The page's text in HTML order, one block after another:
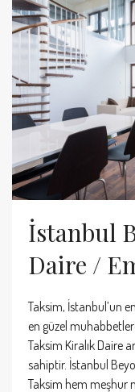
İstanbul
Daire /
Taksim, İstanbul’un
en güzel
Taksim Kiralık Daire
sahiptir. İstanbul
Taksim hem meşhur